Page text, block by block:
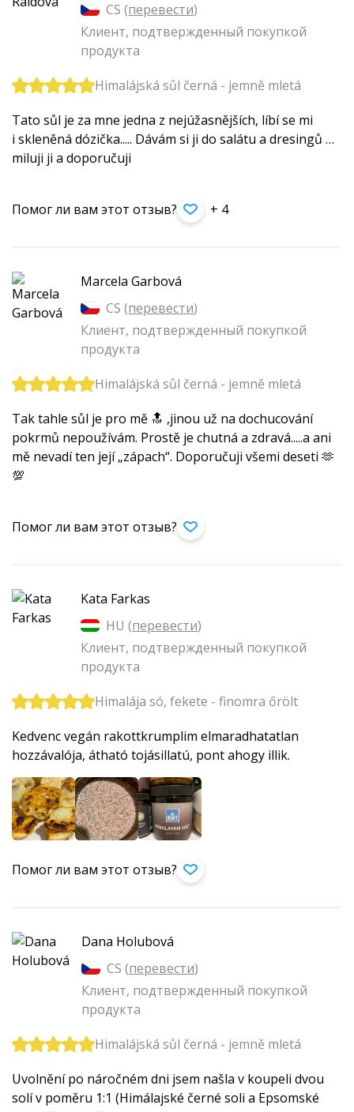
CS (перевести)
Клиент, подтвержденный покупкой
продукта
Himalájská sůl černá - jemně mletá
Tato sůl je za mne jedna z nejúžasnějších, líbí se mi
i skleněná dózička..... Dávám si ji do salátu a dresingů …
miluji ji a doporučuji
Помог ли вам этот отзыв? + 4
Marcela Garbová
CS (перевести)
Клиент, подтвержденный покупкой
продукта
Himalájská sůl černá - jemně mletá
Tak tahle sůl je pro mě 🔝 ,jinou už na dochucování
pokrmů nepoužívám. Prostě je chutná a zdravá.....a ani
mě nevadí ten její „zápach“. Doporučuji všemi deseti 🫶
💯
Помог ли вам этот отзыв?
Kata Farkas
HU (перевести)
Клиент, подтвержденный покупкой
продукта
Himalája só, fekete - finomra őrölt
Kedvenc vegán rakottkrumplim elmaradhatatlan
hozzávalója, átható tojásillatú, pont ahogy illik.
Помог ли вам этот отзыв?
Dana Holubová
CS (перевести)
Клиент, подтвержденный покупкой
продукта
Himalájská sůl černá - jemně mletá
Uvolnění po náročném dni jsem našla v koupeli dvou
solí v poměru 1:1 (Himálajské černé soli a Epsomské